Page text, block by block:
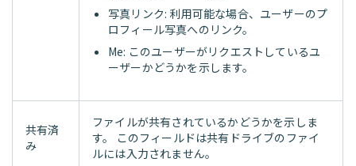
写真リンク: 利用可能な場合、ユーザーのプ
ロフィール写真へのリンク。
Me: このユーザーがリクエストしているユ
ーザーかどうかを示します。
共有済
み
ファイルが共有されているかどうかを示しま
す。 このフィールドは共有ドライブのファイ
ルには入力されません。